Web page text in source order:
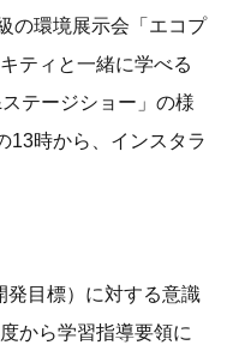
の環境展示会「エコプ
ティと一緒に学べる
テージショー」の様
13時から、インスタラ
発目標）に対する意識
から学習指導要領に